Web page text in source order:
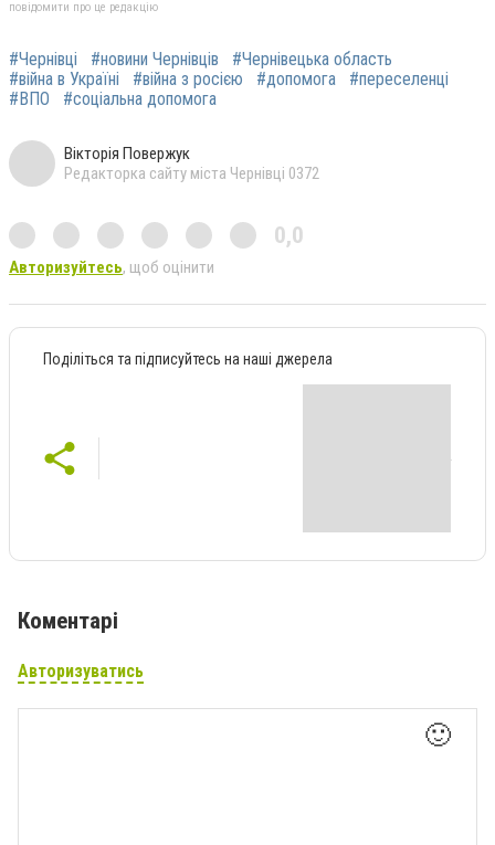
повідомити про це редакцію
#Чернівці #новини Чернівців
#Чернівецька область
#війна в Україні
#війна з росією #допомога
#переселенці
#ВПО
#соціальна допомога
Вікторія Повержук
Редакторка сайту міста Чернівці 0372
0,0
Авторизуйтесь, щоб оцінити
Поділіться та підписуйтесь на наші джерела
Коментарі
Авторизуватись
🙂